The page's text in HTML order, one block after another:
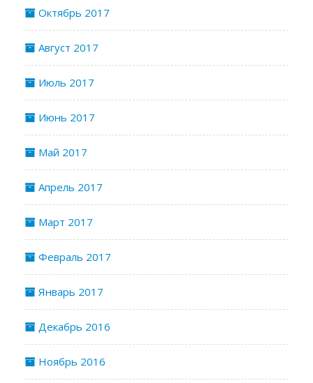
Октябрь 2017
Август 2017
Июль 2017
Июнь 2017
Май 2017
Апрель 2017
Март 2017
Февраль 2017
Январь 2017
Декабрь 2016
Ноябрь 2016